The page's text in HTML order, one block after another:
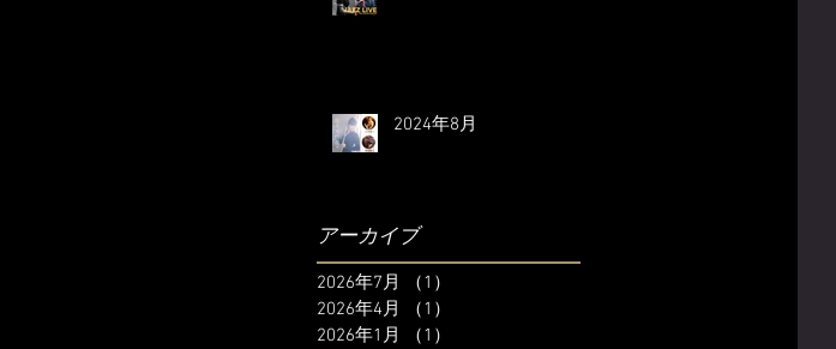
2024年8月
アーカイブ
2026年7月 （1）
2026年4月
（1）
2026年1月
（1）